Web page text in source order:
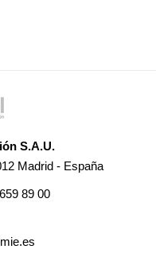
S.A.U.
Madrid - España
89 00